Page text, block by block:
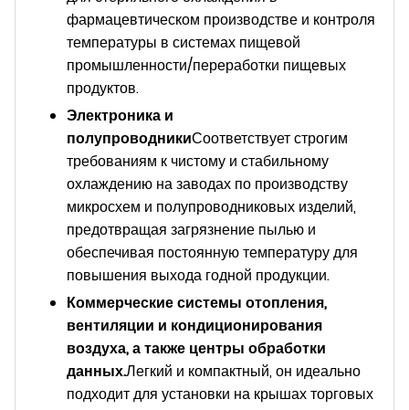
фармацевтическом производстве и контроля
температуры в системах пищевой
промышленности/переработки пищевых
продуктов.
Электроника и
полупроводникиСоответствует строгим
требованиям к чистому и стабильному
охлаждению на заводах по производству
микросхем и полупроводниковых изделий,
предотвращая загрязнение пылью и
обеспечивая постоянную температуру для
повышения выхода годной продукции.
Коммерческие системы отопления,
вентиляции и кондиционирования
воздуха, а также центры обработки
данных.Легкий и компактный, он идеально
подходит для установки на крышах торговых